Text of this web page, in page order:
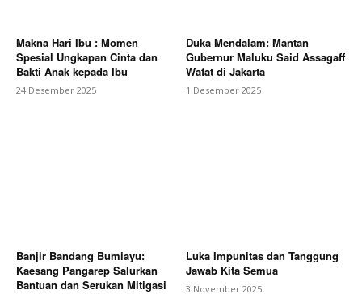
Makna Hari Ibu : Momen
Spesial Ungkapan Cinta dan
Bakti Anak kepada Ibu
24 Desember 2025
Duka Mendalam: Mantan
Gubernur Maluku Said Assagaff
Wafat di Jakarta
1 Desember 2025
Banjir Bandang Bumiayu:
Kaesang Pangarep Salurkan
Bantuan dan Serukan Mitigasi
Luka Impunitas dan Tanggung
Jawab Kita Semua
3 November 2025